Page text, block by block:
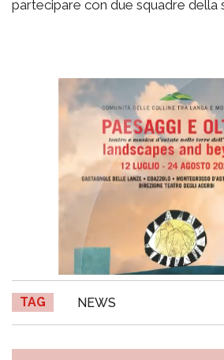
partecipare con due squadre della
TAG NEWS